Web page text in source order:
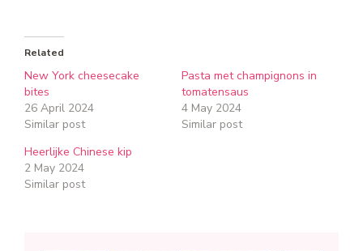
Related
New York cheesecake
bites
26 April 2024
Similar post
Pasta met champignons in
tomatensaus
4 May 2024
Similar post
Heerlijke Chinese kip
2 May 2024
Similar post